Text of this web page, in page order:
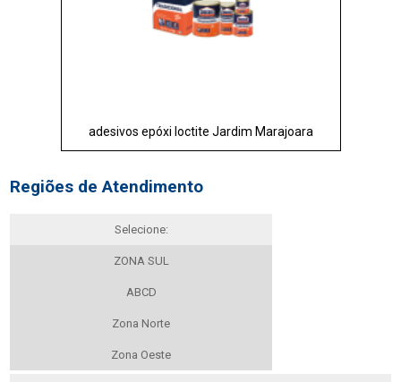
adesivos epóxi loctite Jardim Marajoara
Regiões de Atendimento
Selecione:
ZONA SUL
ABCD
Zona Norte
Zona Oeste